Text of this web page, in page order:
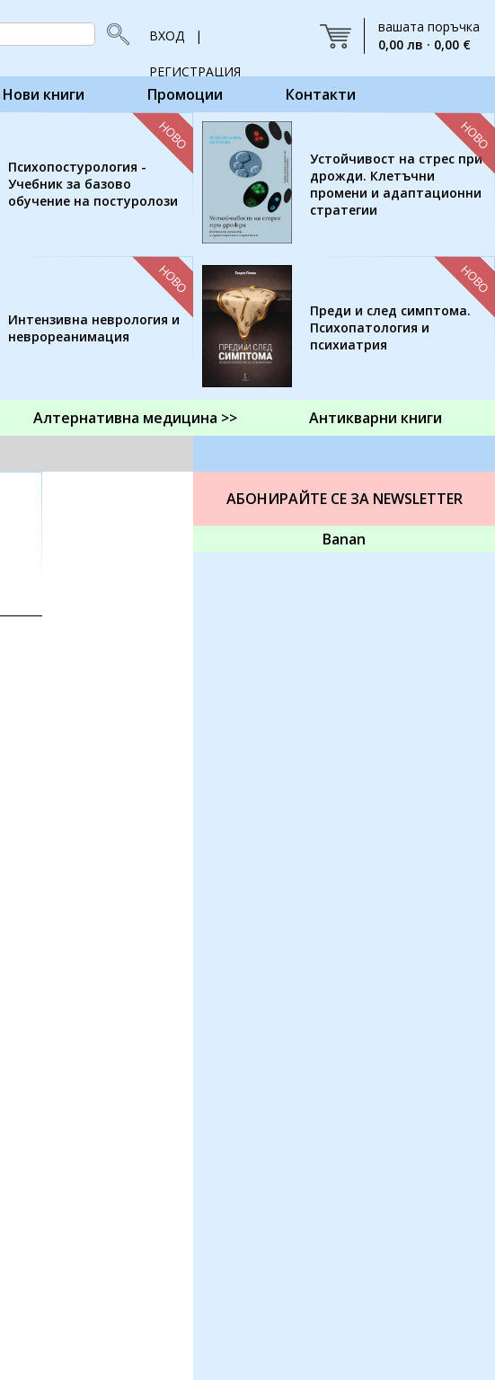
вашата поръчка
0,00 лв · 0,00 €
ВХОД |
РЕГИСТРАЦИЯ
Нови книги Промоции Контакти
Психопостурология -
Учебник за базово
обучение на постуролози
НОВО
Устойчивост на стрес при
дрожди. Клетъчни
промени и адаптационни
стратегии
НОВО
Интензивна неврология и
неврореанимация
НОВО
Преди и след симптома.
Психопатология и
психиатрия
НОВО
Алтернативна медицина >>
Антикварни книги
АБОНИРАЙТЕ СЕ ЗА NEWSLETTER
Banan